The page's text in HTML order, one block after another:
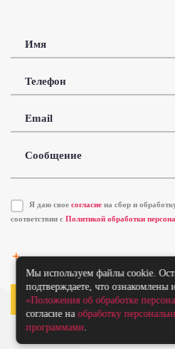
Имя
Телефон
Email
Сообщение
Я даю свое согласие на сбор и
соответствии с Политикой обработки
Мы используем файлы cookie.
подтверждаете, что ознакомлены
«Положения об обработке
согласие наобработку
программами